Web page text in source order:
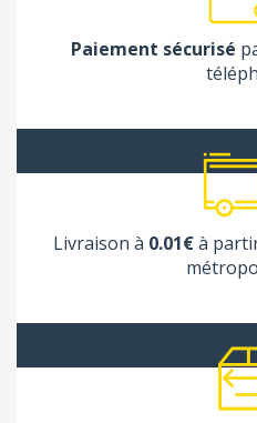
Paiement sécurisé
Livraison à 0.01€à